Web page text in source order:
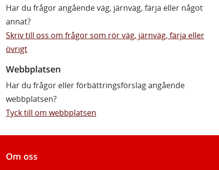
Har du frågor angående väg, järnväg, färja eller något
annat?
Skriv till oss om frågor som rör väg, järnväg, färja eller
övrigt
Webbplatsen
Har du frågor eller förbättringsförslag angående
webbplatsen?
Tyck till om webbplatsen
Om oss